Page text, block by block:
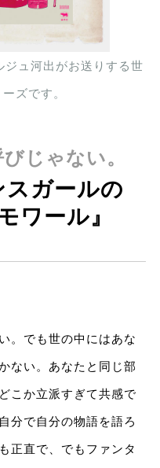
ュ河出がお送りする世
ズです。
じゃない。
スガールの
ワール』
。でも世の中にはあな
ない。あなたと同じ部
こか立派すぎて共感で
分で自分の物語を語ろ
正直で、でもファンタ